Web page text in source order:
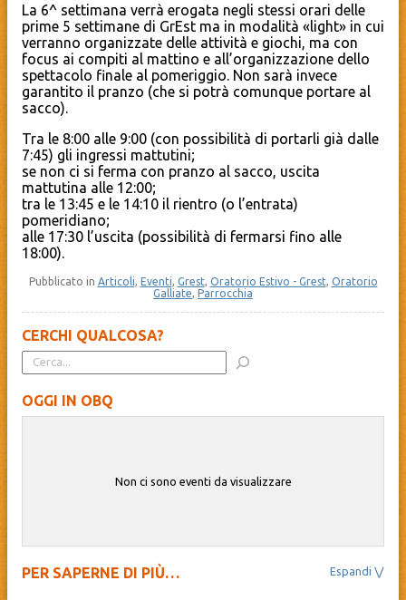
La 6^ settimana verrà erogata negli stessi orari delle
prime 5 settimane di GrEst ma in modalità «light» in cui
verranno organizzate delle attività e giochi, ma con
focus ai compiti al mattino e all’organizzazione dello
spettacolo finale al pomeriggio. Non sarà invece
garantito il pranzo (che si potrà comunque portare al
sacco).
Tra le 8:00 alle 9:00 (con possibilità di portarli già dalle
7:45) gli ingressi mattutini;
se non ci si ferma con pranzo al sacco, uscita
mattutina alle 12:00;
tra le 13:45 e le 14:10 il rientro (o l’entrata)
pomeridiano;
alle 17:30 l’uscita (possibilità di fermarsi fino alle
18:00).
Pubblicato in Articoli, Eventi, Grest, Oratorio Estivo - Grest, Oratorio
Galliate, Parrocchia
CERCHI QUALCOSA?
OGGI IN OBQ
Non ci sono eventi da visualizzare
PER SAPERNE DI PIÙ…